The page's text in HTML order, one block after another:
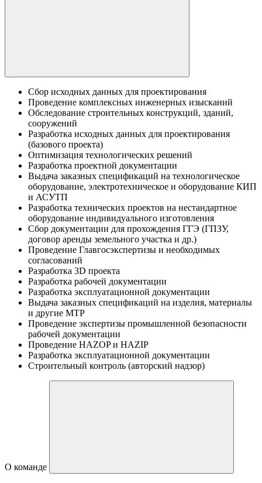
Сбор исходных данных для проектирования
Проведение комплексных инженерных изысканий
Обследование строительных конструкций, зданий,
сооружений
Разработка исходных данных для проектирования
(базового проекта)
Оптимизация технологических решений
Разработка проектной документации
Выдача заказных спецификаций на технологическое
оборудование, электротехническое и оборудование КИП
и АСУТП
Разработка технических проектов на нестандартное
оборудование индивидуального изготовления
Сбор документации для прохождения ГГЭ (ГПЗУ,
договор аренды земельного участка и др.)
Проведение Главгосэкспертизы и необходимых
согласований
Разработка 3D проекта
Разработка рабочей документации
Разработка эксплуатационной документации
Выдача заказных спецификаций на изделия, материалы
и другие МТР
Проведение экспертизы промышленной безопасности
рабочей документации
Проведение НAZOP и HAZIP
Разработка эксплуатационной документации
Строительный контроль (авторский надзор)
О команде